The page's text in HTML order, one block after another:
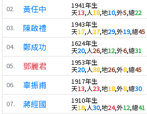
02. 黃任中 1941年生
天13,人18,地10,外5,總22
03. 陳啟禮 1943年生
天17,人27,地29,外19,總45
04. 鄭成功 1624年生
天20,人26,地12,外6,總31
05. 鄧麗君 1953年生
天20,人38,地26,外8,總45
06. 辜振甫 1917年生
天13,人23,地18,外8,總30
07. 蔣經國 1910年生
天18,人30,地24,外12,總41